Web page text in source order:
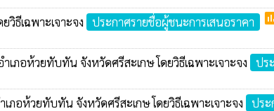
ธีเฉพาะเจาะจง ประกาศรายชื่อผู้ชนะการเสนอราคา
ภอห้วยทับทัน จังหวัดศรีสะเกษ โดยวิธีเฉพาะเจาะจง ปร
อห้วยทับทัน จังหวัดศรีสะเกษ โดยวิธีเฉพาะเจาะจง ประ